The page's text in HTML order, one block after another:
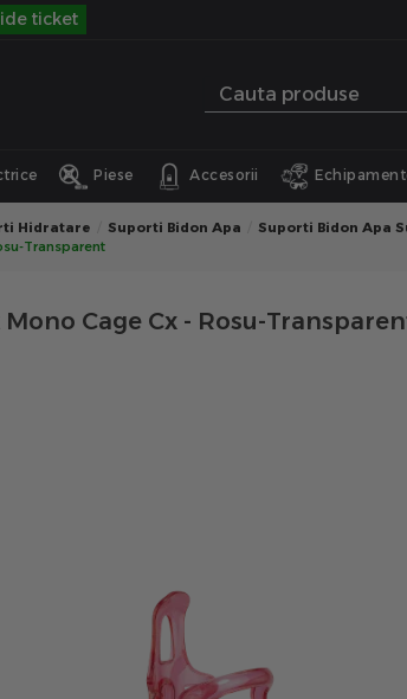
ticket
Piese Accesorii
Hidratare Suporti Bidon Apa Suporti Bidon Apa
Transparent
Cage Cx - Rosu-